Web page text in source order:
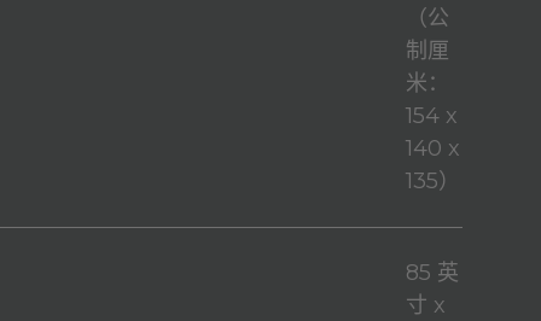
（公
制厘
米：
154 x
140 x
135）
85 英
寸 x